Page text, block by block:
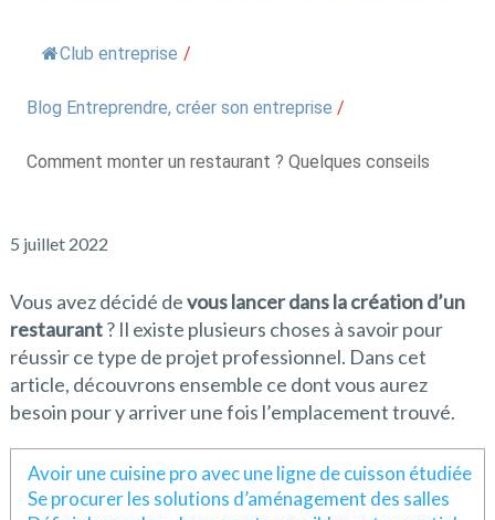
Club entreprise /
Blog Entreprendre, créer son entreprise /
Comment monter un restaurant ? Quelques conseils
5 juillet 2022
Vous avez décidé devous lancer dans la création d’un
restaurant? Il existe plusieurs choses à savoir pour
réussir ce type de projet professionnel. Dans cet
article, découvrons ensemble ce dont vous aurez
besoin pour y arriver une fois l’emplacement trouvé.
Avoir une cuisine pro avec une ligne de cuisson étudiée
Se procurer les solutions d’aménagement des salles